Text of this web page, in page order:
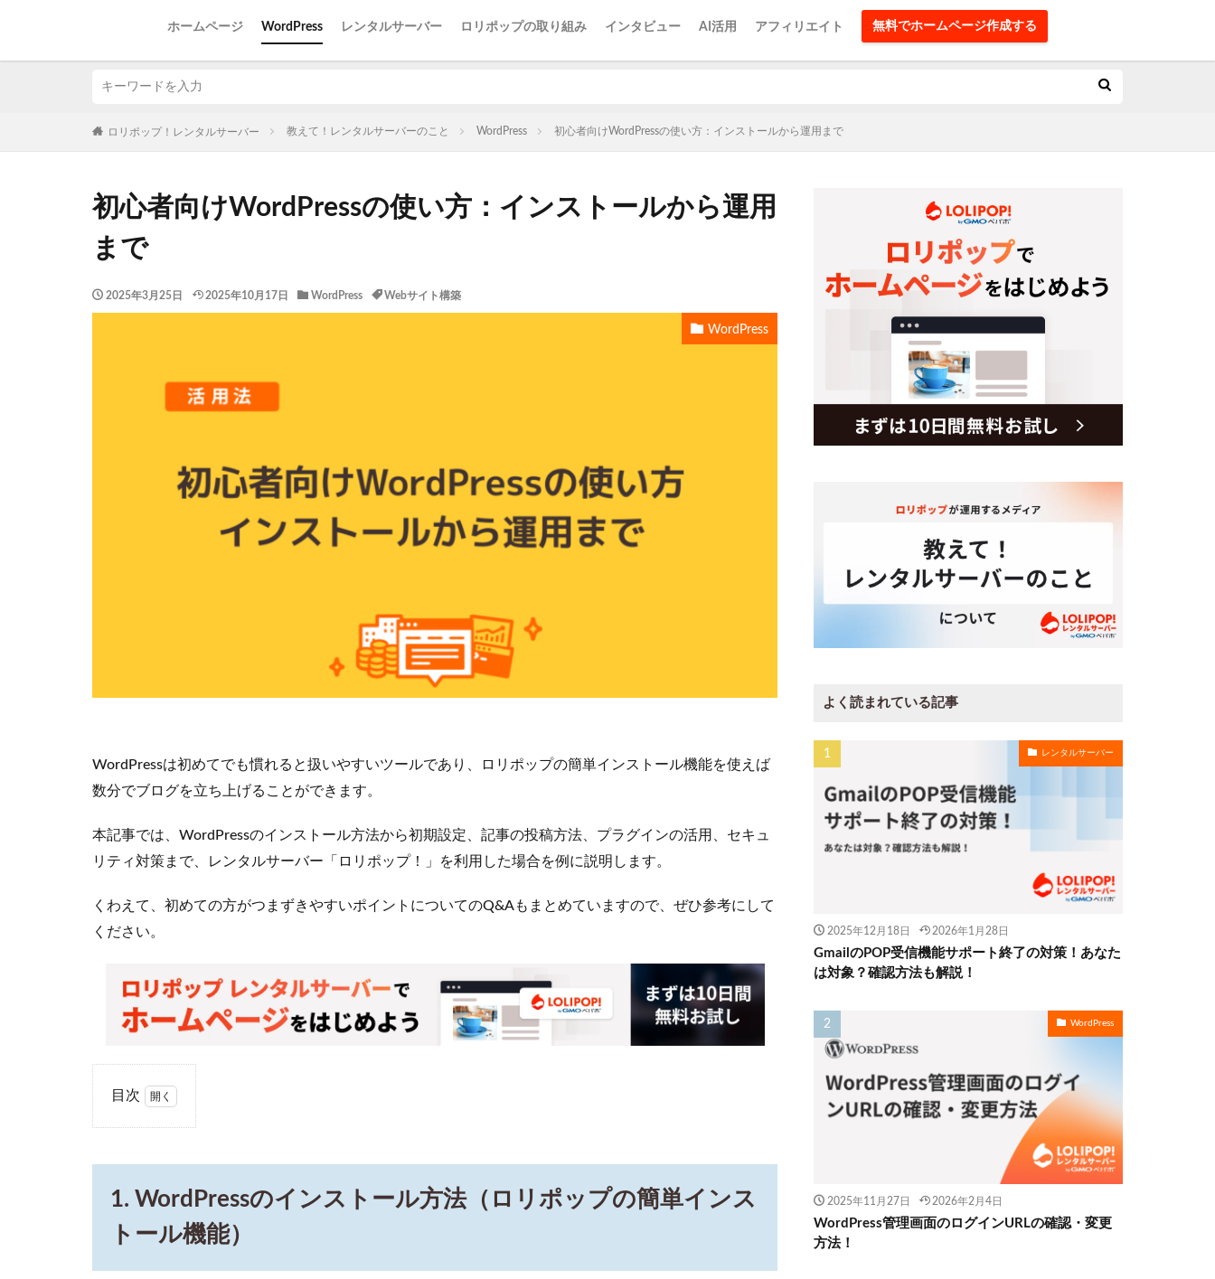
ホームページ WordPress レンタルサーバー ロリポップの取り組み インタビュー AI活用 アフィリエイト 無料でホームページ作成する
ロリポップ！レンタルサーバー 教えて！レンタルサーバーのこと WordPress 初心者向けWordPressの使い方：インストールから運用まで
初心者向けWordPressの使い方：インストールから運用
まで
2025年3月25日 2025年10月17日 WordPress Webサイト構築
WordPress
WordPressは初めてでも慣れると扱いやすいツールであり、ロリポップの簡単インストール機能を使えば
数分でブログを立ち上げることができます。
本記事では、WordPressのインストール方法から初期設定、記事の投稿方法、プラグインの活用、セキュ
リティ対策まで、レンタルサーバー「ロリポップ！」を利用した場合を例に説明します。
くわえて、初めての方がつまずきやすいポイントについてのQ&Aもまとめていますので、ぜひ参考にして
ください。
目次
のインス
法（ロリ
簡単イン
1. WordPressのインストール方法（ロリポップの簡単インス
トール機能）
よく読まれている記事
レンタルサーバー
2025年12月18日 2026年1月28日
GmailのPOP受信機能サポート終了の対策！あなた
は対象？確認方法も解説！
WordPress
2025年11月27日 2026年2月4日
WordPress管理画面のログインURLの確認・変更
方法！